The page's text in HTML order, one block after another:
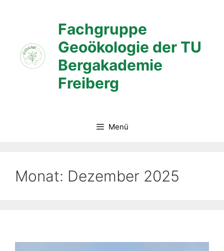
Fachgruppe
Geoökologie der TU
Bergakademie
Freiberg
Menü
Monat: Dezember 2025